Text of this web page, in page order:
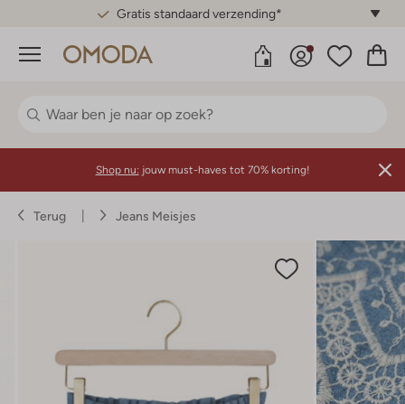
Gratis standaard verzending*
Menu
Shop nu: jouw must-haves tot 70% korting!
Terug Jeans Meisjes